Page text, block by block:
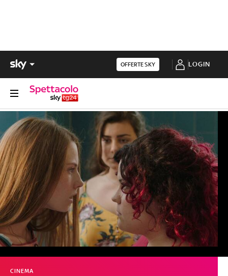
OFFERTE SKY LOGIN
CINEMA